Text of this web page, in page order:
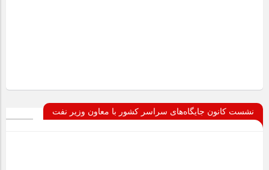
نشست کانون جایگاه‌های سراسر کشور با معاون وزیر نفت